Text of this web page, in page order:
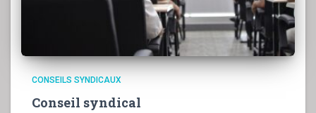
CONSEILS SYNDICAUX
Conseil syndical